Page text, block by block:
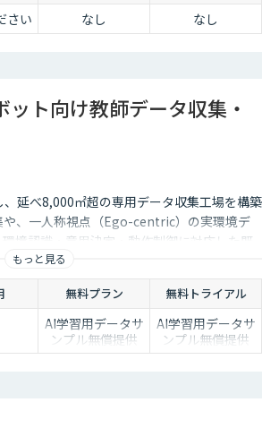
さい なし なし
ト向け教師データ収集・
延べ8,000㎡超の専用データ収集工場を構築
や、一人称視点（Ego-centric）の実環境デ
環境認識・意思決定・動作制御に対応した既
開発を加速させる包括的なデータソリュー
もっと見る
無料プラン 無料トライアル
AI学習用データサ
ンプル無償提供
AI学習用データサ
ンプル無償提供